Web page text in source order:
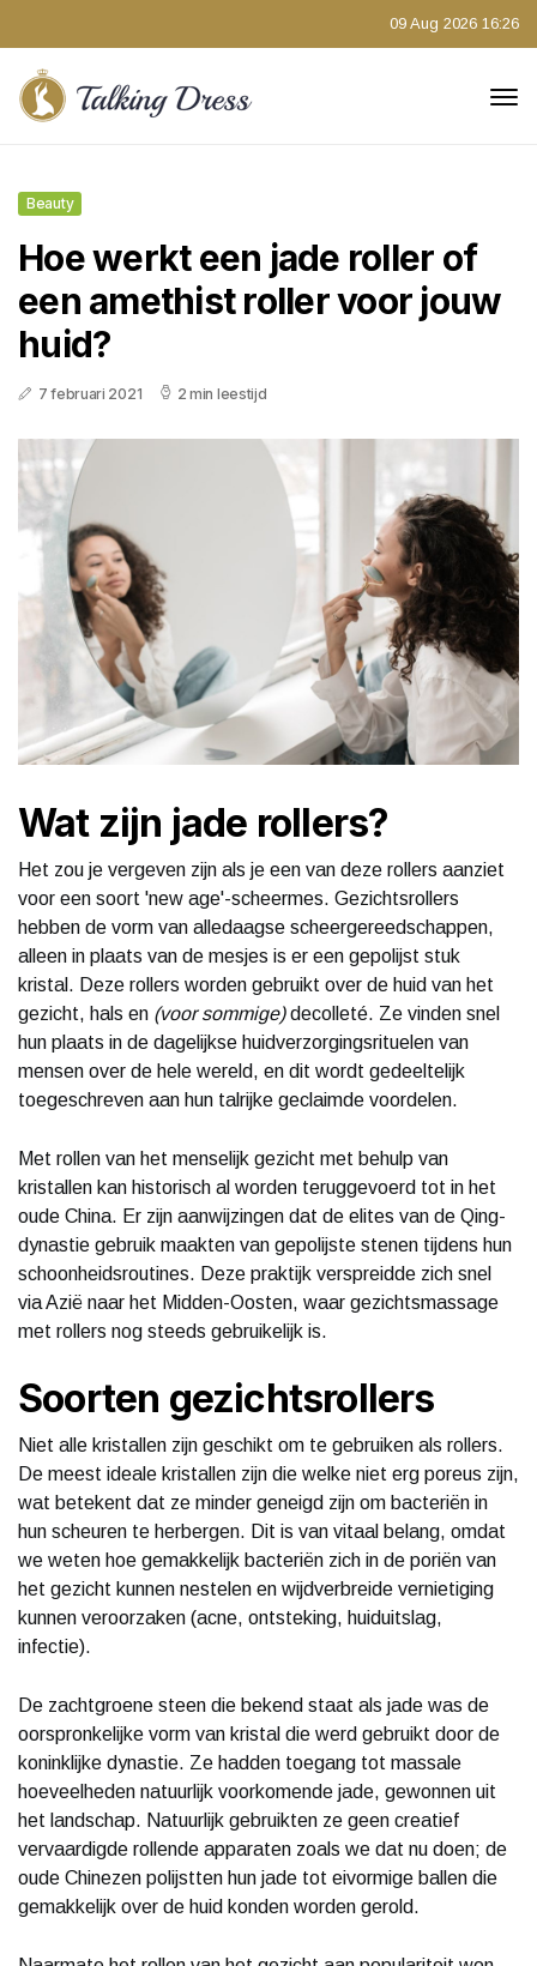
09 Aug 2026 16:26
Beauty
Hoe werkt een jade roller of
een amethist roller voor jouw
huid?
7 februari 2021 2 min leestijd
Wat zijn jade rollers?
Het zou je vergeven zijn als je een van deze rollers aanziet
voor een soort 'new age'-scheermes. Gezichtsrollers
hebben de vorm van alledaagse scheergereedschappen,
alleen in plaats van de mesjes is er een gepolijst stuk
kristal. Deze rollers worden gebruikt over de huid van het
gezicht, hals en (voor sommige)decolleté. Ze vinden snel
hun plaats in de dagelijkse huidverzorgingsrituelen van
mensen over de hele wereld, en dit wordt gedeeltelijk
toegeschreven aan hun talrijke geclaimde voordelen.
Met rollen van het menselijk gezicht met behulp van
kristallen kan historisch al worden teruggevoerd tot in het
oude China. Er zijn aanwijzingen dat de elites van de Qing-
dynastie gebruik maakten van gepolijste stenen tijdens hun
schoonheidsroutines. Deze praktijk verspreidde zich snel
via Azië naar het Midden-Oosten, waar gezichtsmassage
met rollers nog steeds gebruikelijk is.
Soorten gezichtsrollers
Niet alle kristallen zijn geschikt om te gebruiken als rollers.
De meest ideale kristallen zijn die welke niet erg poreus zijn,
wat betekent dat ze minder geneigd zijn om bacteriën in
hun scheuren te herbergen. Dit is van vitaal belang, omdat
we weten hoe gemakkelijk bacteriën zich in de poriën van
het gezicht kunnen nestelen en wijdverbreide vernietiging
kunnen veroorzaken (acne, ontsteking, huiduitslag,
infectie).
De zachtgroene steen die bekend staat als jade was de
oorspronkelijke vorm van kristal die werd gebruikt door de
koninklijke dynastie. Ze hadden toegang tot massale
hoeveelheden natuurlijk voorkomende jade, gewonnen uit
het landschap. Natuurlijk gebruikten ze geen creatief
vervaardigde rollende apparaten zoals we dat nu doen; de
oude Chinezen polijstten hun jade tot eivormige ballen die
gemakkelijk over de huid konden worden gerold.